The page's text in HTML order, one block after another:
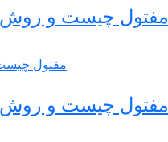
مفتول چیست و روش
مفتول چیست و روش